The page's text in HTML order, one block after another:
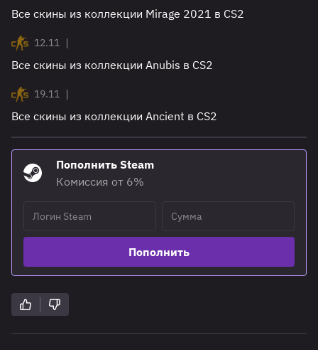
Все скины из коллекции Mirage 2021 в CS2
12.11 |
Все скины из коллекции Anubis в CS2
19.11 |
Все скины из коллекции Ancient в CS2
Пополнить Steam
Комиссия от 6%
Пополнить